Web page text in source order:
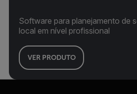
Software para planejamento de
local em nível profissional
VER PRODUTO